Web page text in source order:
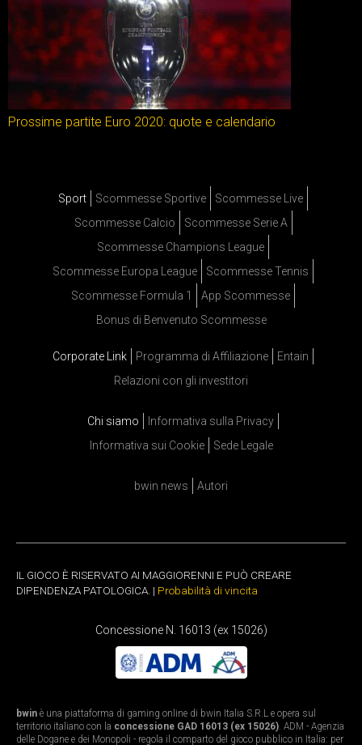
Prossime partite Euro 2020: quote e calendario
Sport Scommesse Sportive
Scommesse Live
Scommesse Calcio
Scommesse Serie A
Scommesse Champions League
Scommesse Europa League
Scommesse Tennis
Scommesse Formula 1
App Scommesse
Bonus di Benvenuto Scommesse
Corporate Link Programma di Affiliazione
Entain
Relazioni con gli investitori
Chi siamo
Informativa sulla Privacy
Informativa sui Cookie
Sede Legale
bwin news Autori
IL GIOCO È RISERVATO AI MAGGIORENNI E PUÒ CREARE
DIPENDENZA PATOLOGICA. | Probabilità di vincita
Concessione N. 16013 (ex 15026)
bwin è una piattaforma di gaming online di bwin Italia S.R.L e opera sul
territorio italiano con la concessione GAD 16013 (ex 15026). ADM - Agenzia
delle Dogane e dei Monopoli - regola il comparto del gioco pubblico in Italia: per